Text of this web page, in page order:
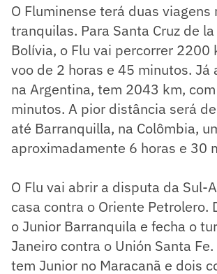
O Fluminense terá duas viagens
tranquilas. Para Santa Cruz de
Bolívia, o Flu vai percorrer 2200
voo de 2 horas e 45 minutos. Já
na Argentina, tem 2043 km,
minutos. A pior distância será
até Barranquilla, na Colômbia,
aproximadamente 6 horas e 30
O Flu vai abrir a disputa da Sul-
casa contra o Oriente Petrolero.
o Junior Barranquila e fecha o
Janeiro contra o Unión Santa
tem Junior no Maracanã e dois